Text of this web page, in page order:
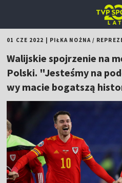
01 CZE 2022 PIŁKA NOŻNA/
Walijskie spojrzenie na
Polski. "Jesteśmy na
wy macie bogatszą